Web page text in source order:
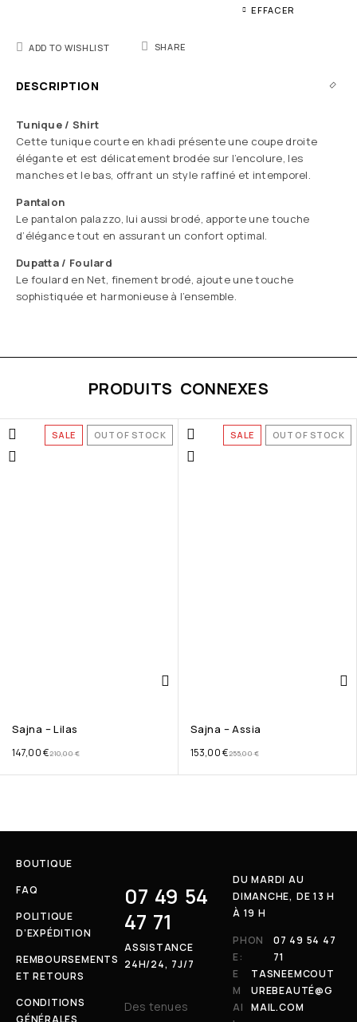
EFFACER
ADD TO WISHLIST SHARE
DESCRIPTION
Tunique / Shirt
Cette tunique courte en khadi présente une coupe droite
élégante et est délicatement brodée sur l’encolure, les
manches et le bas, offrant un style raffiné et intemporel.
Pantalon
Le pantalon palazzo, lui aussi brodé, apporte une touche
d’élégance tout en assurant un confort optimal.
Dupatta / Foulard
Le foulard en Net, finement brodé, ajoute une touche
sophistiquée et harmonieuse à l’ensemble.
PRODUITS CONNEXES
SALE OUT OF STOCK
Sajna – Lilas
210,00€
147,00€
SALE OUT OF STOCK
Sajna – Assia
255,00€
153,00€
BOUTIQUE
FAQ
POLITIQUE
D’EXPÉDITION
REMBOURSEMENTS
ET RETOURS
CONDITIONS
GÉNÉRALES
07 49 54
47 71
ASSISTANCE
24H/24, 7J/7
Des tenues
DU MARDI AU
DIMANCHE, DE 13 H
À 19 H
PHON
E:
07 49 54 47
71
E
M
AI
TASNEEMCOUT
UREBEAUTÉ@G
MAIL.COM